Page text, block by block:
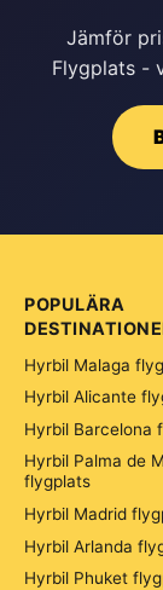
Jämför
Flygplats -
POPULÄRA
Hyrbil Malaga
Hyrbil Alicante
Hyrbil Barcelona
Hyrbil Palma de
flygplats
Hyrbil Madrid
Hyrbil Arlanda
Hyrbil Phuket